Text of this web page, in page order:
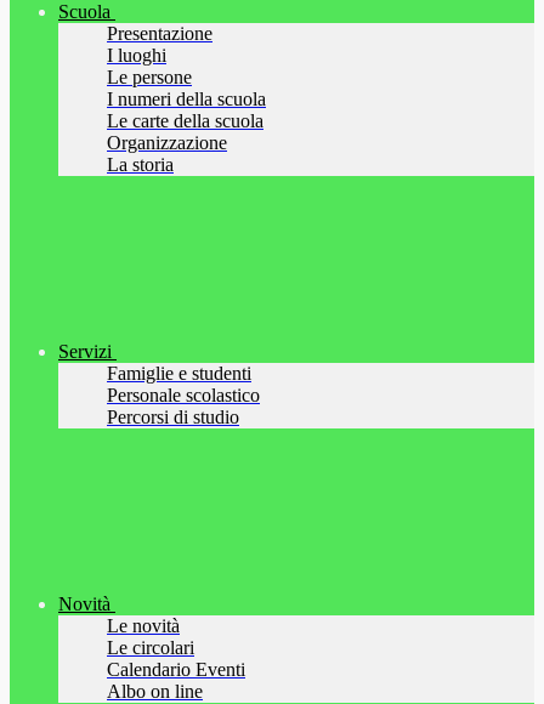
Scuola
Presentazione
I luoghi
Le persone
I numeri della scuola
Le carte della scuola
Organizzazione
La storia
Servizi
Famiglie e studenti
Personale scolastico
Percorsi di studio
Novità
Le novità
Le circolari
Calendario Eventi
Albo on line